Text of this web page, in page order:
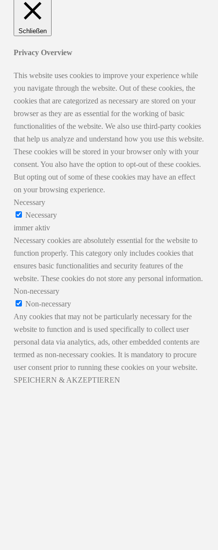
Schließen
Privacy Overview
This website uses cookies to improve your experience while
you navigate through the website. Out of these cookies, the
cookies that are categorized as necessary are stored on your
browser as they are as essential for the working of basic
functionalities of the website. We also use third-party cookies
that help us analyze and understand how you use this website.
These cookies will be stored in your browser only with your
consent. You also have the option to opt-out of these cookies.
But opting out of some of these cookies may have an effect
on your browsing experience.
Necessary
Necessary
immer aktiv
Necessary cookies are absolutely essential for the website to
function properly. This category only includes cookies that
ensures basic functionalities and security features of the
website. These cookies do not store any personal information.
Non-necessary
Non-necessary
Any cookies that may not be particularly necessary for the
website to function and is used specifically to collect user
personal data via analytics, ads, other embedded contents are
termed as non-necessary cookies. It is mandatory to procure
user consent prior to running these cookies on your website.
SPEICHERN & AKZEPTIEREN